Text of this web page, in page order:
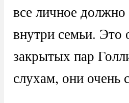
все личное должно
внутри семьи. Это
закрытых пар
слухам, они очень